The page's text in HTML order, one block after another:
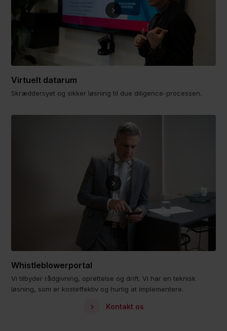
Virtuelt datarum
Skræddersyet og sikker løsning til due diligence-processen.
Whistleblowerportal
Vi tilbyder rådgivning, oprettelse og drift. Vi har en teknisk
løsning, som er kosteffektiv og hurtig at implementere.
Kontakt os